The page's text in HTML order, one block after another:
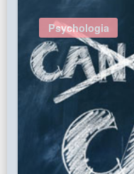
Psychologia